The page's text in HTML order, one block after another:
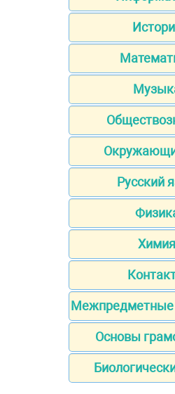
Русский
Химия
Межпредметные
Основы